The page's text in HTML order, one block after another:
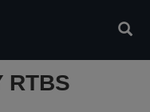
RTBS